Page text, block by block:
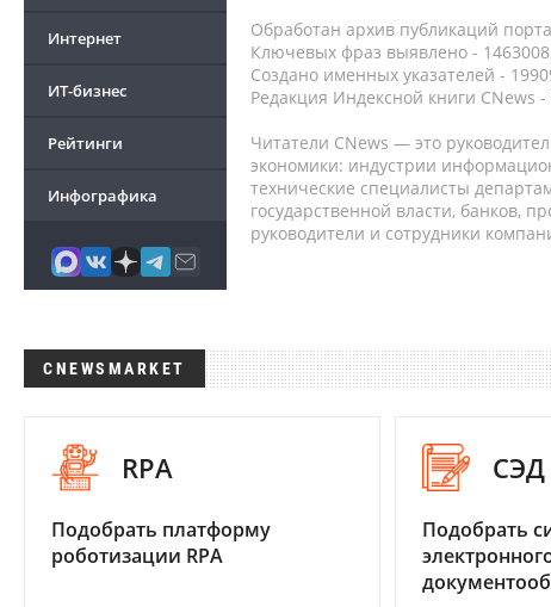
Интернет
ИТ-бизнес
Рейтинги
Инфографика
Обработан архив публикаций
Ключевых фраз выявлено -
Создано именных указателей -
Редакция Индексной книги CNews -
Читатели CNews — это
экономики: индустрии
технические специалисты
государственной власти, банков,
руководители и сотрудники
CNEWSMARKET
RPA
Подобрать платформу
роботизации RPA
СЭД
Подобрать